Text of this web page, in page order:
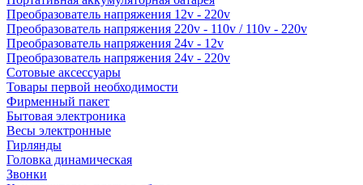
Преобразователь напряжения 12v - 220v
Преобразователь напряжения 220v - 110v / 110v - 220v
Преобразователь напряжения 24v - 12v
Преобразователь напряжения 24v - 220v
Сотовые аксессуары
Товары первой необходимости
Фирменный пакет
Бытовая электроника
Весы электронные
Гирлянды
Головка динамическая
Звонки